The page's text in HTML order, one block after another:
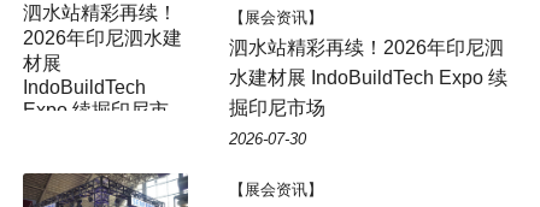
泗水站精彩再续！
2026年印尼泗水建
材展
IndoBuildTech
Expo 续掘印尼市
【展会资讯】
泗水站精彩再续！2026年印尼泗
水建材展 IndoBuildTech Expo 续
掘印尼市场
2026-07-30
【展会资讯】